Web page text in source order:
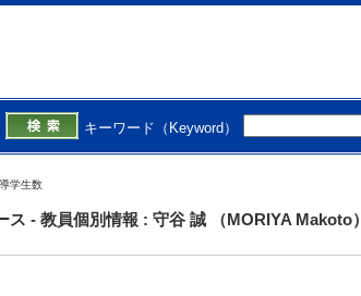
キーワード（Keyword）
学生数
ス - 教員個別情報 : 守谷 誠 （MORIYA Makoto）